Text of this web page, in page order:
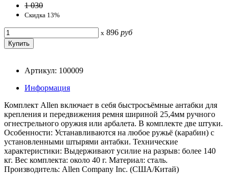
1 030
Скидка 13%
x 896 руб
Артикул: 100009
Информация
Комплект Allen включает в себя быстросъёмные антабки для
крепления и передвижения ремня шириной 25,4мм ручного
огнестрельного оружия или арбалета. В комплекте две штуки.
Особенности: Устанавливаются на любое ружьё (карабин) с
установленными штырями антабки. Технические
характеристики: Выдерживают усилие на разрыв: более 140
кг. Вес комплекта: около 40 г. Материал: сталь.
Производитель: Allen Company Inc. (США/Китай)